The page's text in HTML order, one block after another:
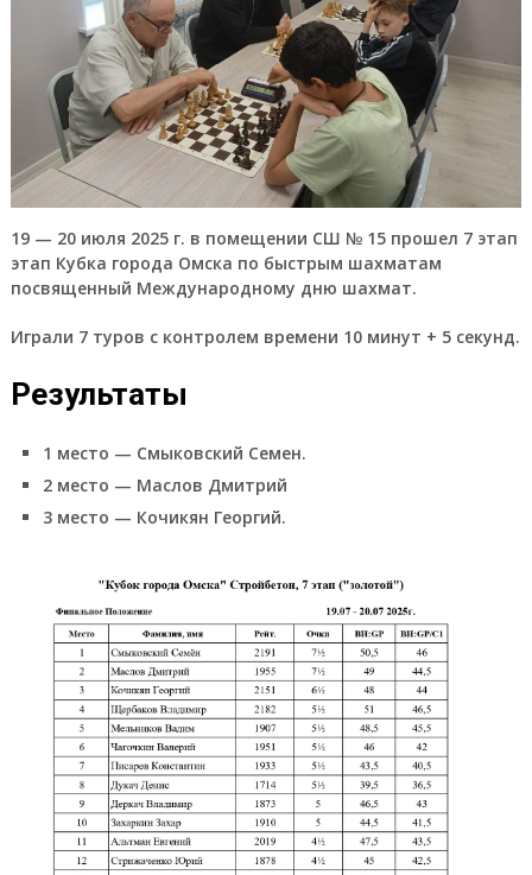
19 — 20 июля 2025 г. в помещении СШ № 15 прошел 7 этап
этап Кубка города Омска по быстрым шахматам
посвященный Международному дню шахмат.
Играли 7 туров с контролем времени 10 минут + 5 секунд.
Результаты
1 место — Смыковский Семен.
2 место — Маслов Дмитрий
3 место — Кочикян Георгий.